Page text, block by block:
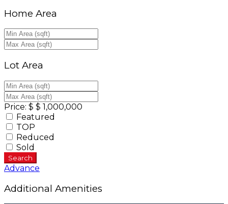
Home Area
Lot Area
Price: $ $ 1,000,000
Featured
TOP
Reduced
Sold
Search
Advance
Additional Amenities